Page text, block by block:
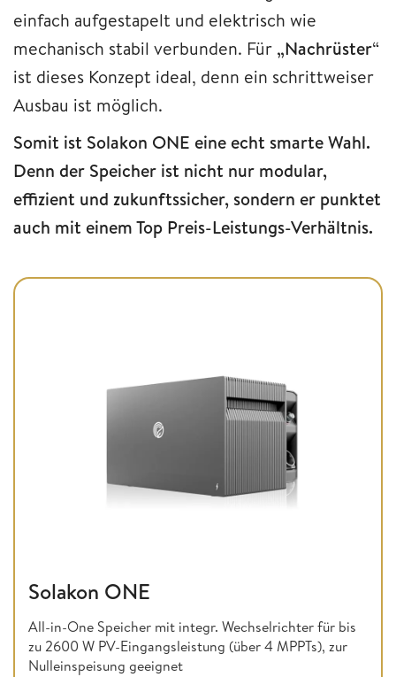
einfach aufgestapelt und elektrisch wie
mechanisch stabil verbunden. Für „Nachrüster“
ist dieses Konzept ideal, denn ein schrittweiser
Ausbau ist möglich.
Somit ist Solakon ONE eine echt smarte Wahl.
Denn der Speicher ist nicht nur modular,
effizient und zukunftssicher, sondern er punktet
auch mit einem Top Preis-Leistungs-Verhältnis.
Solakon ONE
All-in-One Speicher mit integr. Wechselrichter für bis
zu 2600 W PV-Eingangsleistung (über 4 MPPTs), zur
Nulleinspeisung geeignet